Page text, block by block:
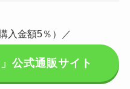
入金額5％）／
公式通販サイト